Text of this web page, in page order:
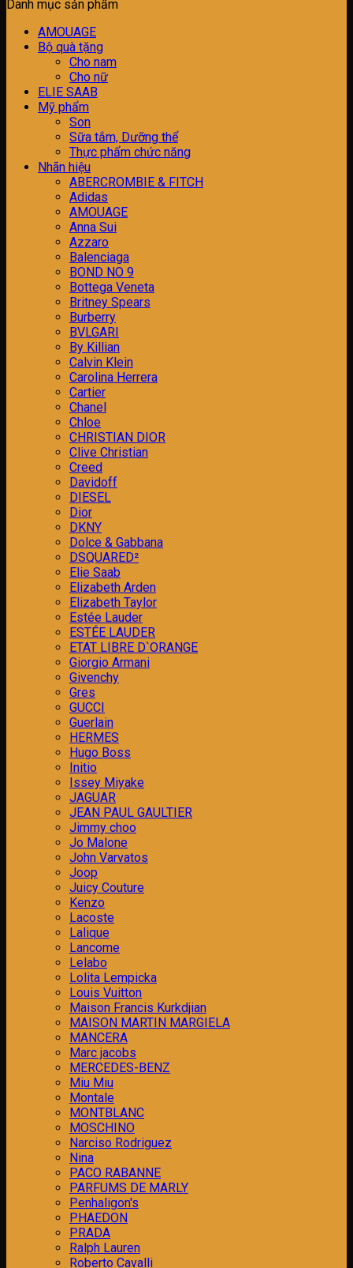
Danh mục sản phẩm
AMOUAGE
Bộ quà tặng
Cho nam
Cho nữ
ELIE SAAB
Mỹ phẩm
Son
Sữa tắm, Dưỡng thể
Thực phẩm chức năng
Nhãn hiệu
ABERCROMBIE & FITCH
Adidas
AMOUAGE
Anna Sui
Azzaro
Balenciaga
BOND NO 9
Bottega Veneta
Britney Spears
Burberry
BVLGARI
By Killian
Calvin Klein
Carolina Herrera
Cartier
Chanel
Chloe
CHRISTIAN DIOR
Clive Christian
Creed
Davidoff
DIESEL
Dior
DKNY
Dolce & Gabbana
DSQUARED²
Elie Saab
Elizabeth Arden
Elizabeth Taylor
Estée Lauder
ESTÉE LAUDER
ETAT LIBRE D`ORANGE
Giorgio Armani
Givenchy
Gres
GUCCI
Guerlain
HERMES
Hugo Boss
Initio
Issey Miyake
JAGUAR
JEAN PAUL GAULTIER
Jimmy choo
Jo Malone
John Varvatos
Joop
Juicy Couture
Kenzo
Lacoste
Lalique
Lancome
Lelabo
Lolita Lempicka
Louis Vuitton
Maison Francis Kurkdjian
MAISON MARTIN MARGIELA
MANCERA
Marc jacobs
MERCEDES-BENZ
Miu Miu
Montale
MONTBLANC
MOSCHINO
Narciso Rodriguez
Nina
PACO RABANNE
PARFUMS DE MARLY
Penhaligon's
PHAEDON
PRADA
Ralph Lauren
Roberto Cavalli